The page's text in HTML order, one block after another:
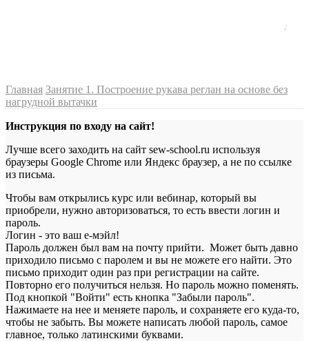
Главная Занятие 1. Построение рукава реглан на основе без
нагрудной вытачки
Инструкция по входу на сайт!
Лучше всего заходить на сайт sew-school.ru используя
браузеры Google Chrome или Яндекс браузер, а не по ссылке
из письма.
Чтобы вам открылись курс или вебинар, который вы
приобрели, нужно авторизоваться, то есть ввести логин и
пароль.
Логин - это ваш е-мэйл!
Пароль должен был вам на почту прийти. Может быть давно
приходило письмо с паролем и вы не можете его найти. Это
письмо приходит один раз при регистрации на сайте.
Повторно его получиться нельзя. Но пароль можно поменять.
Под кнопкой "Войти" есть кнопка "Забыли пароль".
Нажимаете на нее и меняете пароль, и сохраняете его куда-то,
чтобы не забыть. Вы можете написать любой пароль, самое
главное, только латинскими буквами.